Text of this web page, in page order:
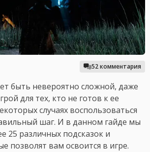
52 комментария
быть невероятно сложной, даже
для тех, кто не готов к ее
случаях воспользоваться
шаг. И в данном гайде мы
25 различных подсказок и
позволят вам освоится в игре.